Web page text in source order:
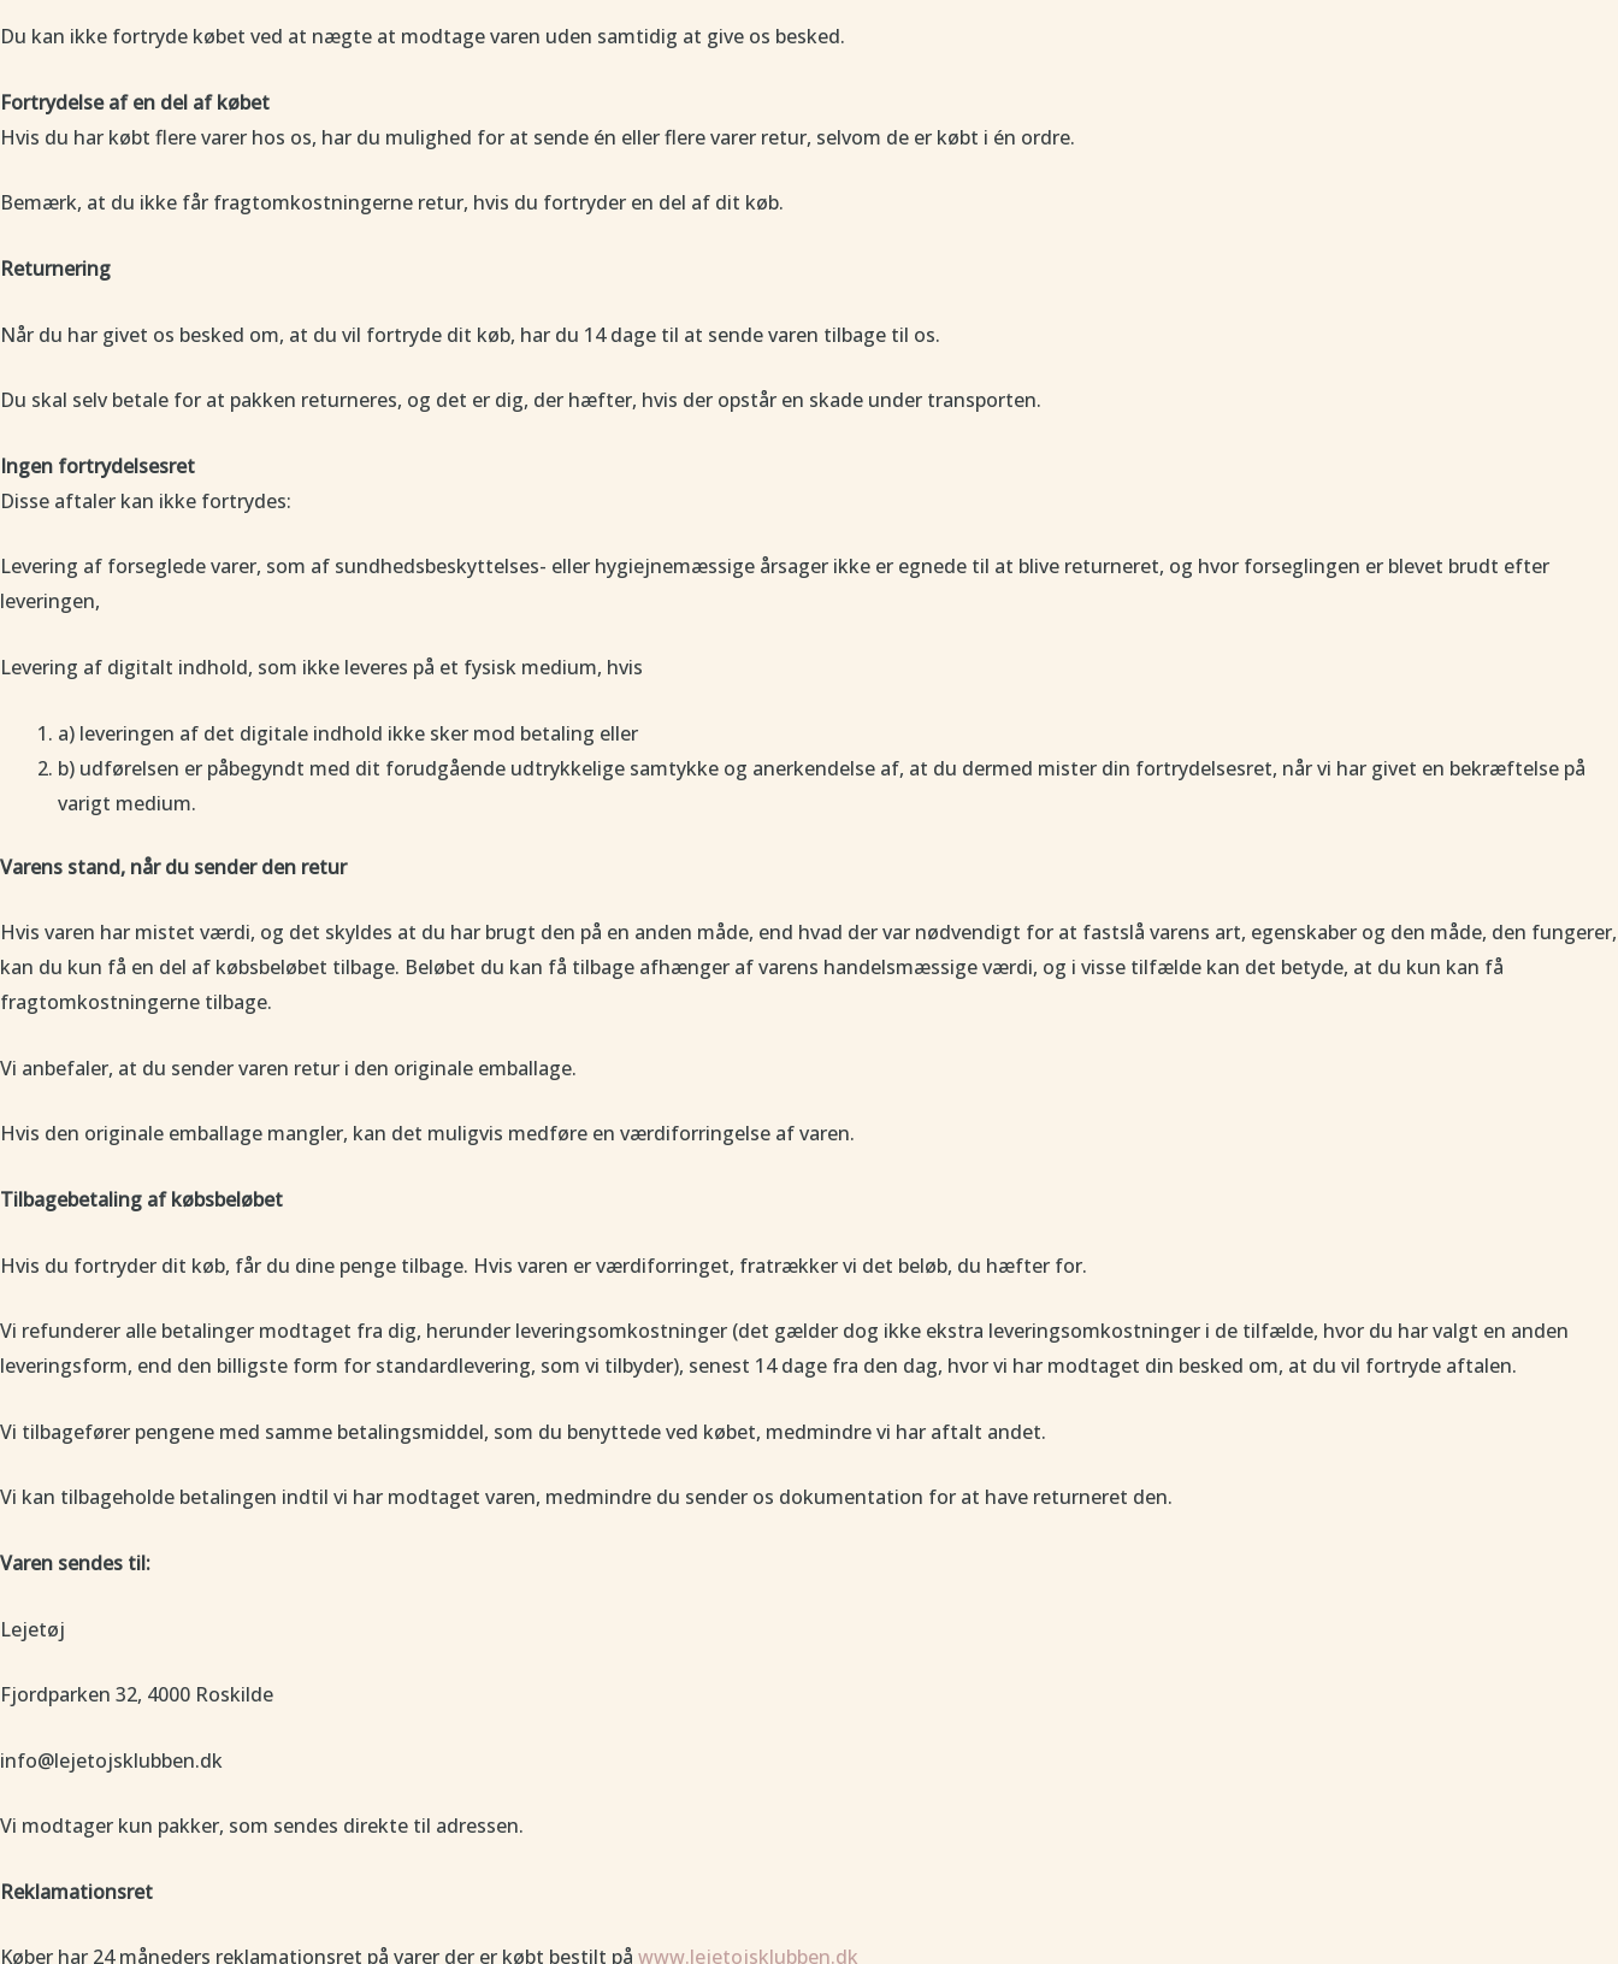
Du kan ikke fortryde købet ved at nægte at modtage varen uden samtidig at give os besked.
Fortrydelse af en del af købet
Hvis du har købt flere varer hos os, har du mulighed for at sende én eller flere varer retur, selvom de er købt i én ordre.
Bemærk, at du ikke får fragtomkostningerne retur, hvis du fortryder en del af dit køb.
Returnering
Når du har givet os besked om, at du vil fortryde dit køb, har du 14 dage til at sende varen tilbage til os.
Du skal selv betale for at pakken returneres, og det er dig, der hæfter, hvis der opstår en skade under transporten.
Ingen fortrydelsesret
Disse aftaler kan ikke fortrydes:
Levering af forseglede varer, som af sundhedsbeskyttelses- eller hygiejnemæssige årsager ikke er egnede til at blive returneret, og hvor forseglingen er blevet brudt efter
leveringen,
Levering af digitalt indhold, som ikke leveres på et fysisk medium, hvis
a) leveringen af det digitale indhold ikke sker mod betaling eller
b) udførelsen er påbegyndt med dit forudgående udtrykkelige samtykke og anerkendelse af, at du dermed mister din fortrydelsesret, når vi har givet en bekræftelse på
varigt medium.
Varens stand, når du sender den retur
Hvis varen har mistet værdi, og det skyldes at du har brugt den på en anden måde, end hvad der var nødvendigt for at fastslå varens art, egenskaber og den måde, den fungerer,
kan du kun få en del af købsbeløbet tilbage. Beløbet du kan få tilbage afhænger af varens handelsmæssige værdi, og i visse tilfælde kan det betyde, at du kun kan få
fragtomkostningerne tilbage.
Vi anbefaler, at du sender varen retur i den originale emballage.
Hvis den originale emballage mangler, kan det muligvis medføre en værdiforringelse af varen.
Tilbagebetaling af købsbeløbet
Hvis du fortryder dit køb, får du dine penge tilbage. Hvis varen er værdiforringet, fratrækker vi det beløb, du hæfter for.
Vi refunderer alle betalinger modtaget fra dig, herunder leveringsomkostninger (det gælder dog ikke ekstra leveringsomkostninger i de tilfælde, hvor du har valgt en anden
leveringsform, end den billigste form for standardlevering, som vi tilbyder), senest 14 dage fra den dag, hvor vi har modtaget din besked om, at du vil fortryde aftalen.
Vi tilbagefører pengene med samme betalingsmiddel, som du benyttede ved købet, medmindre vi har aftalt andet.
Vi kan tilbageholde betalingen indtil vi har modtaget varen, medmindre du sender os dokumentation for at have returneret den.
Varen sendes til:
Lejetøj
Fjordparken 32, 4000 Roskilde
info@lejetojsklubben.dk
Vi modtager kun pakker, som sendes direkte til adressen.
Reklamationsret
Køber har 24 måneders reklamationsret på varer der er købt bestilt på www.lejetojsklubben.dk